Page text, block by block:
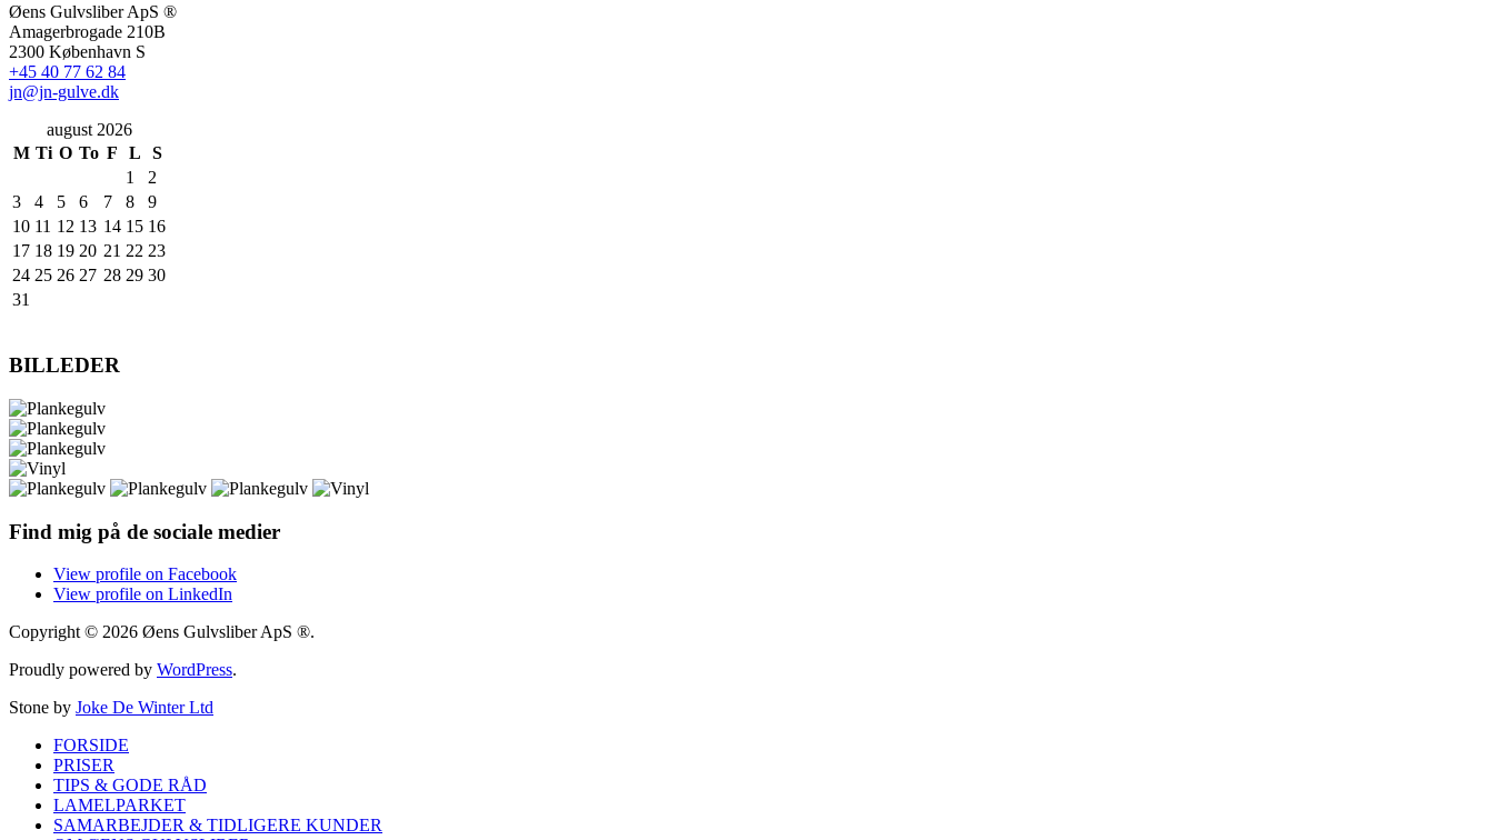
Øens Gulvsliber ApS ®
Amagerbrogade 210B
2300 København S
+45 40 77 62 84
jn@jn-gulve.dk
august 2026
M Ti O To F L
S
1
2
3
4 5 6 7 8
9
10 11 12 13 14 15 16
17 18 19 20 21 22 23
24 25 26 27 28 29 30
31
BILLEDER
Find mig på de sociale medier
View profile on Facebook
View profile on LinkedIn
Copyright © 2026 Øens Gulvsliber ApS ®.
Proudly powered by WordPress.
Stone by Joke De Winter Ltd
FORSIDE
PRISER
TIPS & GODE RÅD
LAMELPARKET
SAMARBEJDER & TIDLIGERE KUNDER